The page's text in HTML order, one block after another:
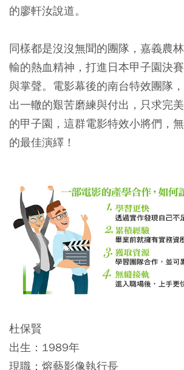
的廖軒汝說道。
同樣都是沒沒無聞的團隊，嘉義農
輸的熱血精神，打進日本甲子園決
與掌聲。電影幕後的南台特效團隊
出一轍的艱苦磨練與付出，只求完
的甲子園，這群電影特效小將們，
的最佳演繹！
杜保賢
出生：1989年
現職：熔藝影像執行長